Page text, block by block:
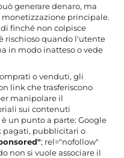
generare denaro, ma
principale.
finché non colpisce
rischioso quando l'utente
in modo inatteso o vede
o venduti, gli
link che trasferiscono
manipolare il
sui contenuti
un punto a parte: Google
pagati, pubblicitari o
; rel="nofollow"
non si vuole associare il